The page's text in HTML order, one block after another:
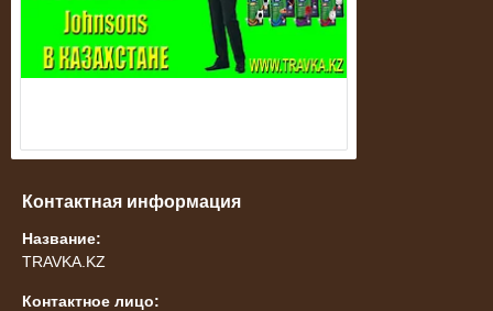
Контактная информация
Название:
TRAVKA.KZ
Контактное лицо: